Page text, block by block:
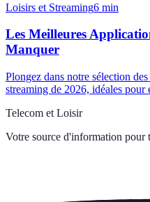
Loisirs et Streaming6 min
Les Meilleures
Manquer
Plongez dans notre sélection
streaming de 2026, idéales
Telecom et Loisir
Votre source d'information pour